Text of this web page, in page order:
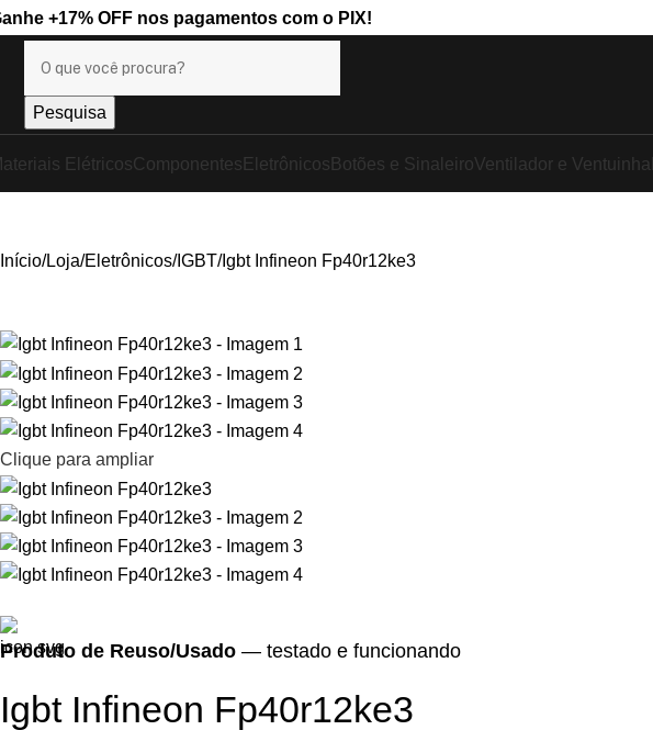
+17% OFF nos pagamentos com o PIX!
Pesquisa
ElétricosComponentes Eletrônicos Botões e SinaleiroVentilador e Ventuinha
Início Loja Eletrônicos IGBT Igbt Infineon Fp40r12ke3
Clique para ampliar
Produto de Reuso/Usado — testado e funcionando
Igbt Infineon Fp40r12ke3